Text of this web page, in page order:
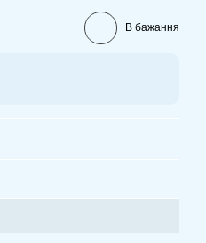
В бажання